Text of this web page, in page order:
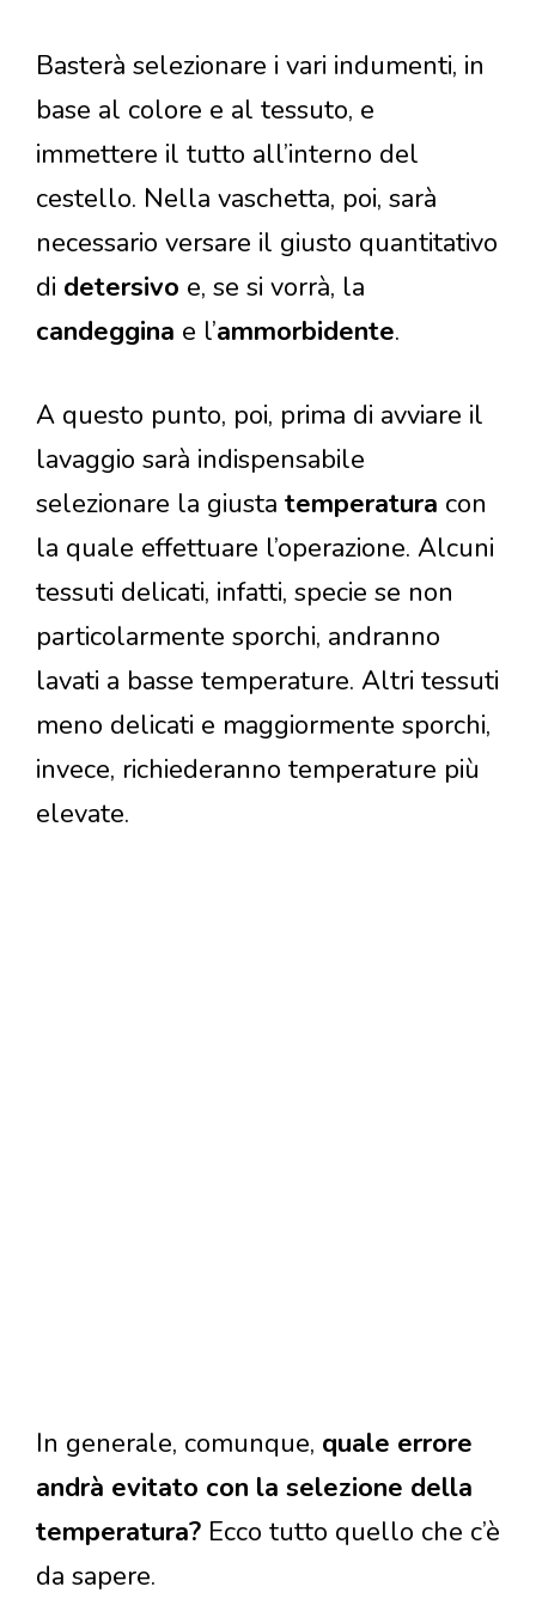
Basterà selezionare i vari indumenti, in
base al colore e al tessuto, e
immettere il tutto all’interno del
cestello. Nella vaschetta, poi, sarà
necessario versare il giusto quantitativo
di detersivo e, se si vorrà, la
candeggina e l’ammorbidente.
A questo punto, poi, prima di avviare il
lavaggio sarà indispensabile
selezionare la giusta temperatura con
la quale effettuare l’operazione. Alcuni
tessuti delicati, infatti, specie se non
particolarmente sporchi, andranno
lavati a basse temperature. Altri tessuti
meno delicati e maggiormente sporchi,
invece, richiederanno temperature più
elevate.
In generale, comunque, quale errore
andrà evitato con la selezione della
temperatura? Ecco tutto quello che c’è
da sapere.